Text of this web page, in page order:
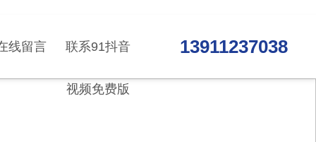
线留言 联系91抖音
视频免费版
13911237038